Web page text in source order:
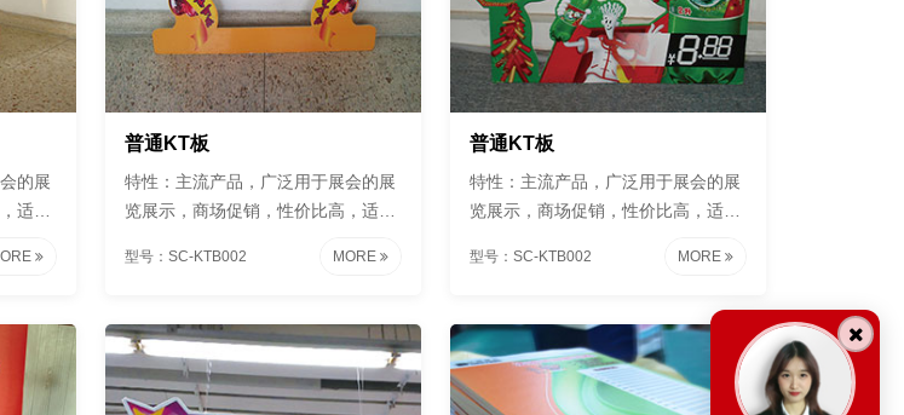
的展
适合
普通KT板
特性：主流产品，广泛用于展会的展
览展示，商场促销，性价比高，适合
型号：SC-KTB002 MORE
普通KT板
特性：主流产品，广泛用于展会的展
览展示，商场促销，性价比高，适合
型号：SC-KTB002 MORE